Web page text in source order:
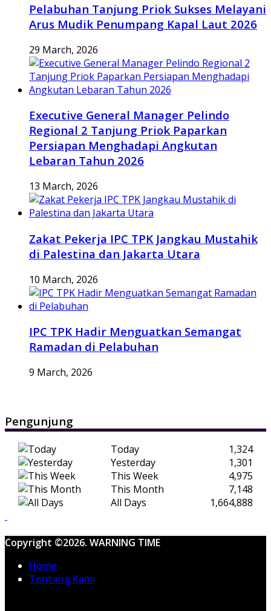
Pelabuhan Tanjung Priok Sukses Melayani
Arus Mudik Penumpang Kapal Laut 2026
29 March, 2026
Executive General Manager Pelindo
Regional 2 Tanjung Priok Paparkan
Persiapan Menghadapi Angkutan
Lebaran Tahun 2026
13 March, 2026
Zakat Pekerja IPC TPK Jangkau Mustahik
di Palestina dan Jakarta Utara
10 March, 2026
IPC TPK Hadir Menguatkan Semangat
Ramadan di Pelabuhan
9 March, 2026
Pengunjung
Today
1,324
Yesterday
1,301
This Week
4,975
This Month
7,148
All Days
1,664,888
Copyright ©2026. WARNING TIME
Home
Tentang Kami